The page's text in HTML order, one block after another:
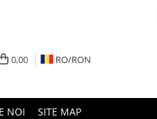
0,00 RO/RON
NOI SITE MAP